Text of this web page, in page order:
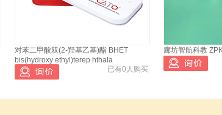
对苯二甲酸双(2-羟基乙基)酯 BHET
bis(hydroxy ethyl)terep hthala
已有0人购买
廊坊智航科教